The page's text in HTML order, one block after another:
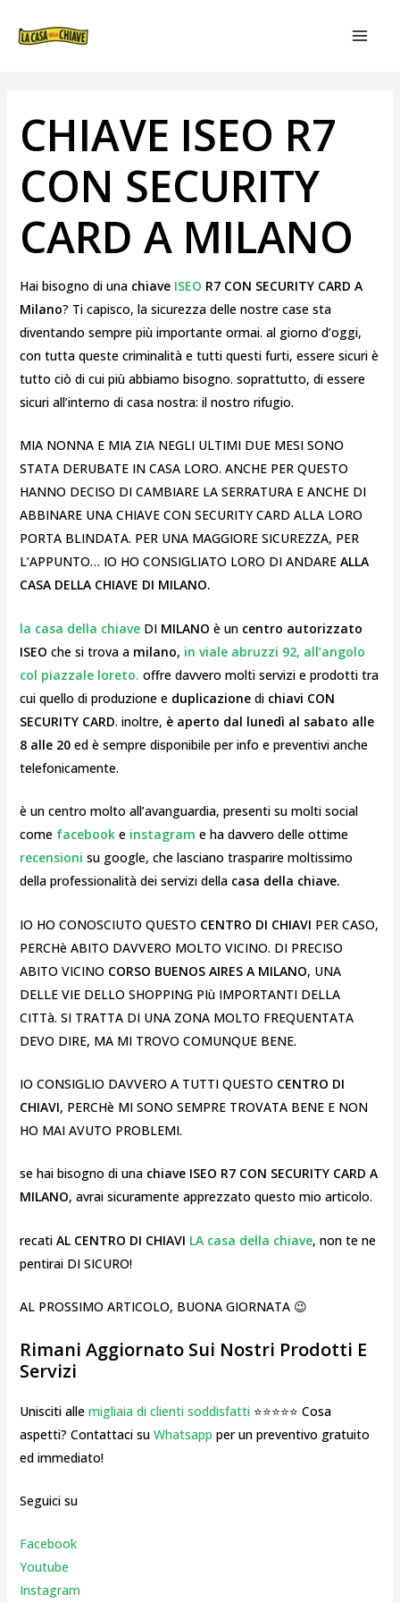
CHIAVE ISEO R7
CON SECURITY
CARD A MILANO
Hai bisogno di unachiave ISEO R7 CON SECURITY CARD A
Milano? Ti capisco, la sicurezza delle nostre case sta
diventando sempre più importante ormai. al giorno d’oggi,
con tutta queste criminalità e tutti questi furti, essere sicuri è
tutto ciò di cui più abbiamo bisogno. soprattutto, di essere
sicuri all’interno di casa nostra: il nostro rifugio.
MIA NONNA E MIA ZIA NEGLI ULTIMI DUE MESI SONO
STATA DERUBATE IN CASA LORO. ANCHE PER QUESTO
HANNO DECISO DI CAMBIARE LA SERRATURA E ANCHE DI
ABBINARE UNA CHIAVE CON SECURITY CARD ALLA LORO
PORTA BLINDATA. PER UNA MAGGIORE SICUREZZA, PER
L’APPUNTO… IO HO CONSIGLIATO LORO DI ANDARE ALLA
CASA DELLA CHIAVE DI MILANO.
la casa della chiaveDI MILANO è un centro autorizzato
ISEO che si trova a milano, in viale abruzzi 92, all’angolo
col piazzale loreto. offre davvero molti servizi e prodotti tra
cui quello di produzione e duplicazione di chiavi CON
SECURITY CARD. inoltre, è aperto dal lunedì al sabato alle
8 alle 20 ed è sempre disponibile per info e preventivi anche
telefonicamente.
è un centro molto all’avanguardia, presenti su molti social
come facebook e instagram e ha davvero delle ottime
recensioni su google, che lasciano trasparire moltissimo
della professionalità dei servizi della casa della chiave.
IO HO CONOSCIUTO QUESTO CENTRO DI CHIAVI PER CASO,
PERCHè ABITO DAVVERO MOLTO VICINO. DI PRECISO
ABITO VICINO CORSO BUENOS AIRES A MILANO, UNA
DELLE VIE DELLO SHOPPING PIù IMPORTANTI DELLA
CITTà. SI TRATTA DI UNA ZONA MOLTO FREQUENTATA
DEVO DIRE, MA MI TROVO COMUNQUE BENE.
IO CONSIGLIO DAVVERO A TUTTI QUESTO CENTRO DI
CHIAVI, PERCHè MI SONO SEMPRE TROVATA BENE E NON
HO MAI AVUTO PROBLEMI.
se hai bisogno di una chiave ISEO R7 CON SECURITY CARD A
MILANO, avrai sicuramente apprezzato questo mio articolo.
recati AL CENTRO DI CHIAVI LA casa della chiave, non te ne
pentirai DI SICURO!
AL PROSSIMO ARTICOLO, BUONA GIORNATA 😉
Rimani Aggiornato Sui Nostri Prodotti E
Servizi
Unisciti alle migliaia di clienti soddisfatti⭐⭐⭐⭐⭐ Cosa
aspetti? Contattaci su Whatsapp per un preventivo gratuito
ed immediato!
Seguici su
Facebook
Youtube
Instagram
ARTICOLI